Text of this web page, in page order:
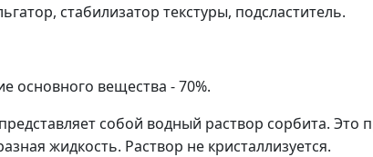
стабилизатор текстуры, подсластитель.
основного вещества - 70%.
собой водный раствор сорбита. Это
жидкость. Раствор не кристаллизуется.